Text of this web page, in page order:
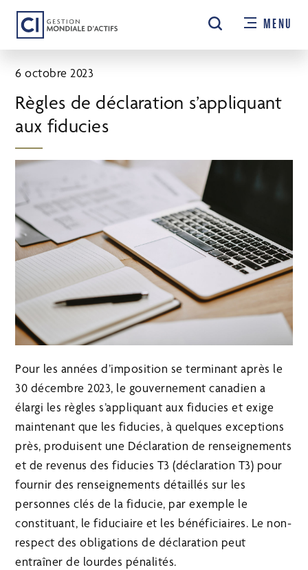
Passer
contenu
principal
MENU
6 octobre 2023
Règles de déclaration s’appliquant
aux fiducies
Pour les années d’imposition se terminant après le
30 décembre 2023, le gouvernement canadien a
élargi les règles s’appliquant aux fiducies et exige
maintenant que les fiducies, à quelques exceptions
près, produisent une Déclaration de renseignements
et de revenus des fiducies T3 (déclaration T3) pour
fournir des renseignements détaillés sur les
personnes clés de la fiducie, par exemple le
constituant, le fiduciaire et les bénéficiaires. Le non-
respect des obligations de déclaration peut
entraîner de lourdes pénalités.